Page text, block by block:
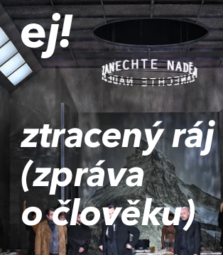
ztracený ráj
(zpráva
o člověku)